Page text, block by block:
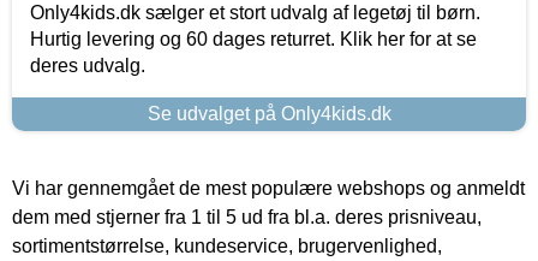
Only4kids.dk sælger et stort udvalg af legetøj til børn.
Hurtig levering og 60 dages returret. Klik her for at se
deres udvalg.
Se udvalget på Only4kids.dk
Vi har gennemgået de mest populære webshops og anmeldt
dem med stjerner fra 1 til 5 ud fra bl.a. deres prisniveau,
sortimentstørrelse, kundeservice, brugervenlighed,